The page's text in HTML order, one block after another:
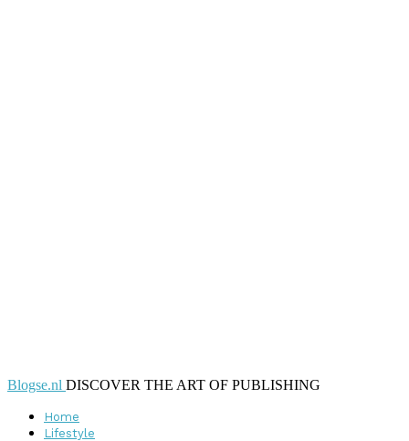
Blogse.nl DISCOVER THE ART OF PUBLISHING
Home
Lifestyle